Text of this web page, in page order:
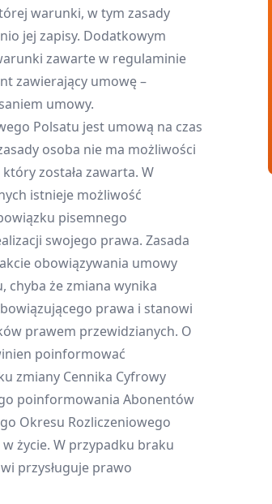
warunki, w tym zasady
jej zapisy. Dodatkowym
zawarte w regulaminie
zawierający umowę –
umowy.
Polsatu jest umową na czas
osoba nie ma możliwości
została zawarta. W
istnieje możliwość
pisemnego
swojego prawa. Zasada
obowiązywania umowy
że zmiana wynika
prawa i stanowi
prawem przewidzianych. O
poinformować
zmiany Cennika Cyfrowy
poinformowania Abonentów
Okresu Rozliczeniowego
życie. W przypadku braku
przysługuje prawo